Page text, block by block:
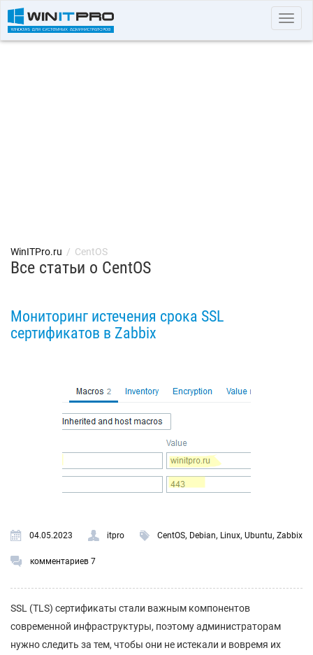
WinITPro.ru / CentOS
Все статьи о CentOS
Мониторинг истечения срока SSL
сертификатов в Zabbix
04.05.2023 itpro CentOS, Debian, Linux, Ubuntu, Zabbix
комментариев 7
SSL (TLS) сертификаты стали важным компонентов
современной инфраструктуры, поэтому администраторам
нужно следить за тем, чтобы они не истекали и вовремя их